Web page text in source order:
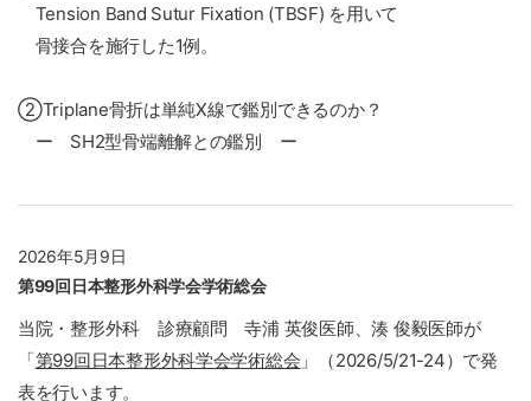
Tension Band Sutur Fixation (TBSF) を用いて
骨接合を施行した1例。
②Triplane骨折は単純X線で鑑別できるのか？
ー SH2型骨端離解との鑑別 ー
2026年5月9日
第99回日本整形外科学会学術総会
当院・整形外科 診療顧問 寺浦 英俊医師、湊 俊毅医師が
「第99回日本整形外科学会学術総会 」
（2026/5/21-24）で発
表を行います。